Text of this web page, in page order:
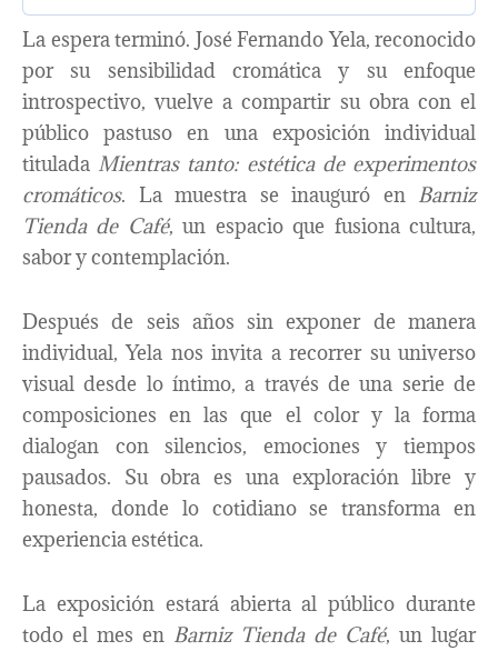
La espera terminó. José Fernando Yela, reconocido
por su sensibilidad cromática y su enfoque
introspectivo, vuelve a compartir su obra con el
público pastuso en una exposición individual
titulada Mientras tanto: estética de experimentos
cromáticos. La muestra se inauguró en Barniz
Tienda de Café, un espacio que fusiona cultura,
sabor y contemplación.
Después de seis años sin exponer de manera
individual, Yela nos invita a recorrer su universo
visual desde lo íntimo, a través de una serie de
composiciones en las que el color y la forma
dialogan con silencios, emociones y tiempos
pausados. Su obra es una exploración libre y
honesta, donde lo cotidiano se transforma en
experiencia estética.
La exposición estará abierta al público durante
todo el mes en Barniz Tienda de Café, un lugar